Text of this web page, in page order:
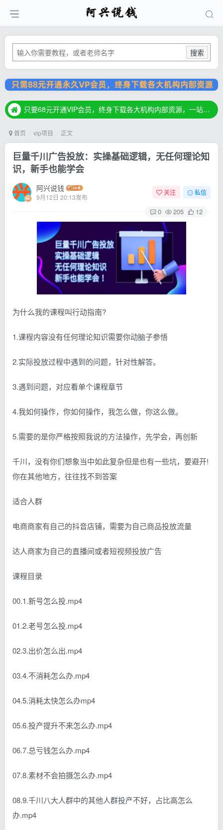
搜索
只要68元开通VIP会员，终身下载各大机构内部资源，一站式草根创业基地，最新最强网赚教程大全，小投入，大回报！
只要68元开通VIP会员，终身下载各大机构内部资源，一站式草根创业基地，最新最强网赚教程大全，小投入，大回报！
首页 vip项目 正文
巨量千川广告投放：实操基础逻辑，无任何理论知
识，新手也能学会
阿兴说钱
9月12日 20:13发布
关注 私信
0 205 12
为什么我的课程叫行动指南?
1.课程内容没有任何理论知识需要你动脑子参悟
2.实际投放过程中遇到的问题，针对性解答。
3.遇到问题，对应看单个课程章节
4.我如何操作，你如何操作，我怎么做，你这么做。
5.需要的是你严格按照我说的方法操作，先学会，再创新
千川，没有你们想象当中如此复杂但是也有一些坑，要避开!
你在其他地方，往往找不到答案
适合人群
电商商家有自己的抖音店铺，需要为自己商品投放流量
达人商家为自己的直播间或者短视频投放广告
课程目录
00.1.新号怎么投.mp4
01.2.老号怎么投.mp4
02.3.出价怎么出.mp4
03.4.不消耗怎么办.mp4
04.5.消耗太快怎么办mp4
05.6.投产提升不来怎么办.mp4
06.7.总亏钱怎么办.mp4
07.8.素材不会拍摄怎么办.mp4
08.9.千川八大人群中的其他人群投产不好，占比高怎么
办.mp4